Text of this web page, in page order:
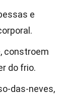
e
constroem
do frio.
das-neves,